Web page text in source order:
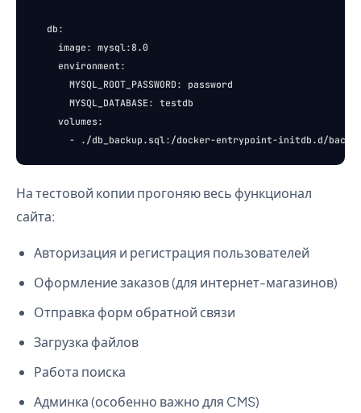
  db:
    image: mysql:8.0
    environment:
      MYSQL_ROOT_PASSWORD: password
      MYSQL_DATABASE: testdb
    volumes:
На тестовой копии прогоняю весь функционал
сайта:
Авторизация и регистрация пользователей
Оформление заказов (для интернет-магазинов)
Отправка форм обратной связи
Загрузка файлов
Работа поиска
Админка (особенно важно для CMS)